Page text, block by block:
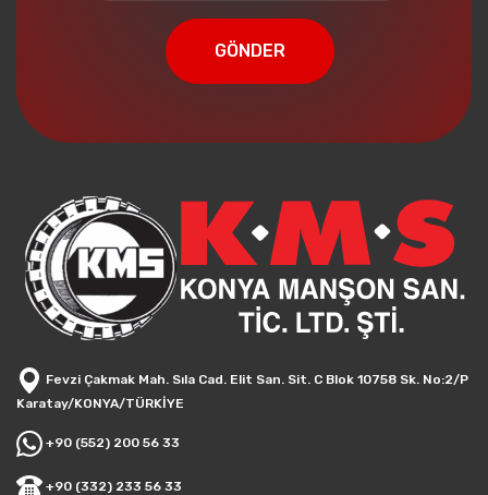
GÖNDER
Fevzi Çakmak Mah. Sıla Cad. Elit San. Sit. C Blok 10758 Sk. No:2/P
Karatay/KONYA/TÜRKİYE
+90 (552) 200 56 33
+90 (332) 233 56 33